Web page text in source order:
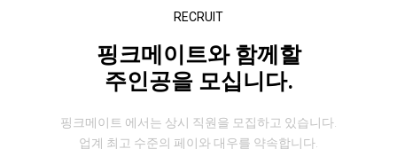
RECRUIT
핑크메이트와 함께할
주인공을 모십니다.
핑크메이트 에서는 상시 직원을 모집하고 있습니다.
업계 최고 수준의 페이와 대우를 약속합니다.